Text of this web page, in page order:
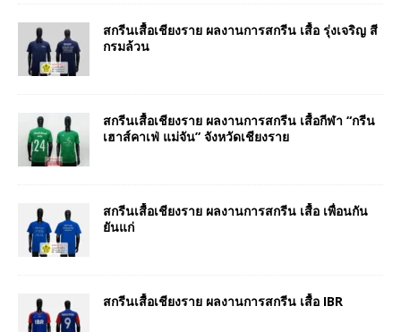
สกรีนเสื้อเชียงราย ผลงานการสกรีน เสื้อ รุ่งเจริญ สี
กรมล้วน
สกรีนเสื้อเชียงราย ผลงานการสกรีน เสื้อกีฬา “กรีน
เฮาส์คาเฟ่ แม่จัน” จังหวัดเชียงราย
สกรีนเสื้อเชียงราย ผลงานการสกรีน เสื้อ เพื่อนกัน
ยันแก่
สกรีนเสื้อเชียงราย ผลงานการสกรีน เสื้อ IBR